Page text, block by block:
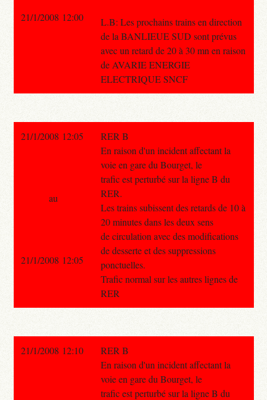
L.B: Les prochains trains en direction
de la BANLIEUE SUD sont prévus
avec un retard de 20 à 30 mn en raison
de AVARIE ENERGIE
ELECTRIQUE SNCF
21/1/2008 12:00
21/1/2008 12:05
RER B
En raison d'un incident affectant la
voie en gare du Bourget, le
trafic est perturbé sur la ligne B du
RER.
Les trains subissent des retards de 10 à
20 minutes dans les deux sens
de circulation avec des modifications
de desserte et des suppressions
ponctuelles.
Trafic normal sur les autres lignes de
RER
au
21/1/2008 12:05
21/1/2008 12:10
RER B
En raison d'un incident affectant la
voie en gare du Bourget, le
trafic est perturbé sur la ligne B du